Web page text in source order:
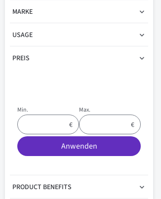
MARKE
USAGE
PREIS
Min. Max.
Anwenden
PRODUCT BENEFITS